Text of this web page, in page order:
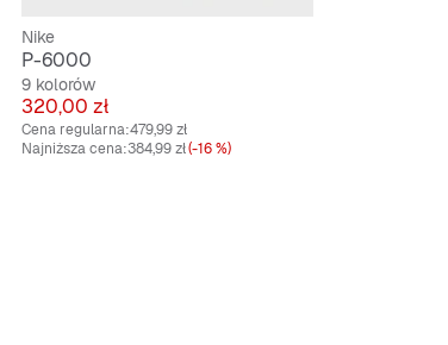
Nike
P-6000
9 kolorów
Cena
320,00 zł
Cena regularna:479,99 zł
Najniższa cena:384,99 zł(-16 %)